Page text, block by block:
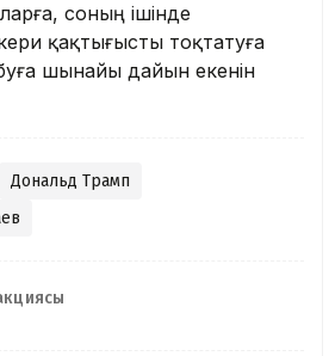
соның ішінде
қақтығысты тоқтатуға
шынайы дайын екенін
Дональд Трамп